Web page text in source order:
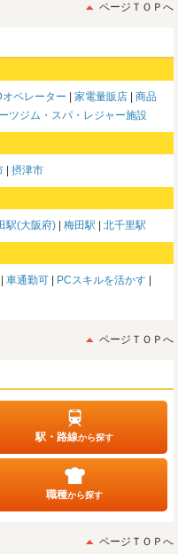
ページＴＯＰへ
ペレーター 家電量販店
商品
ツジム・スパ・レジャー施設
摂津市
駅(大阪府) 梅田駅 北千里駅
車通勤可
PCスキルを活かす
ページＴＯＰへ
駅・路線から探す
職種から探す
ページＴＯＰへ